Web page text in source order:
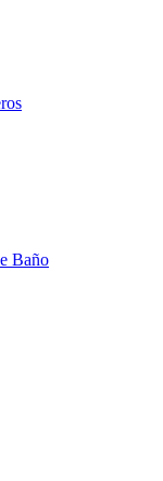
Baño